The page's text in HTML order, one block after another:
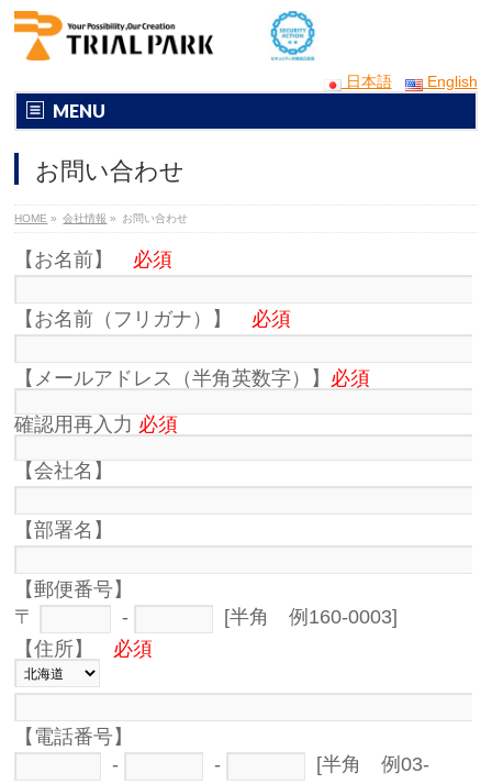
日本語 English
MENU
お問い合わせ
HOME » 会社情報 » お問い合わせ
【お名前】 必須
【お名前（フリガナ）】 必須
【メールアドレス（半角英数字）】 必須
確認用再入力 必須
【会社名】
【部署名】
【郵便番号】
〒
-
[半角 例160-0003]
【住所】 必須
【電話番号】
-
-
[半角 例03-